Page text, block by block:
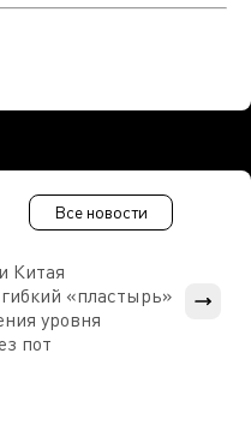
Все новости
Китая
«пластырь»
уровня
пот